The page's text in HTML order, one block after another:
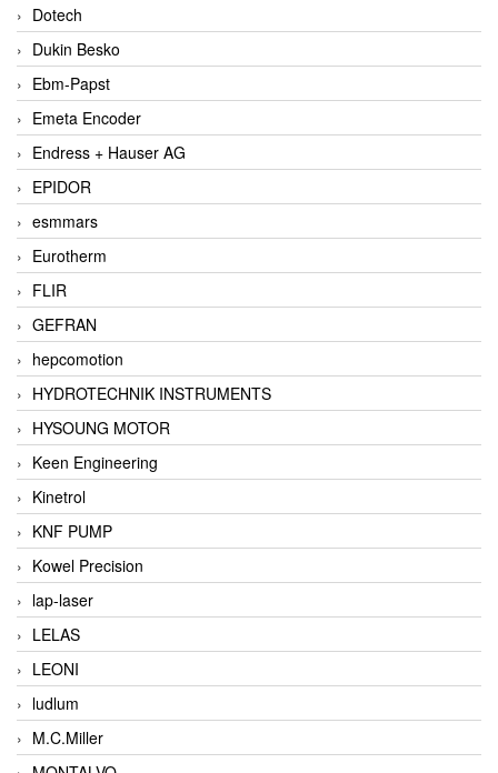
Dotech
Dukin Besko
Ebm-Papst
Emeta Encoder
Endress + Hauser AG
EPIDOR
esmmars
Eurotherm
FLIR
GEFRAN
hepcomotion
HYDROTECHNIK INSTRUMENTS
HYSOUNG MOTOR
Keen Engineering
Kinetrol
KNF PUMP
Kowel Precision
lap-laser
LELAS
LEONI
ludlum
M.C.Miller